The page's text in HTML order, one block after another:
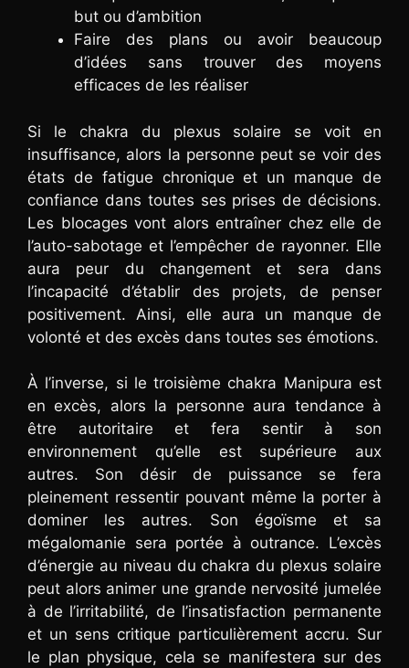
but ou d’ambition
Faire des plans ou avoir beaucoup
d’idées sans trouver des moyens
efficaces de les réaliser
Si le chakra du plexus solaire se voit en
insuffisance, alors la personne peut se voir des
états de fatigue chronique et un manque de
confiance dans toutes ses prises de décisions.
Les blocages vont alors entraîner chez elle de
l’auto-sabotage et l’empêcher de rayonner. Elle
aura peur du changement et sera dans
l’incapacité d’établir des projets, de penser
positivement. Ainsi, elle aura un manque de
volonté et des excès dans toutes ses émotions.
À l’inverse, si le troisième chakra Manipura est
en excès, alors la personne aura tendance à
être autoritaire et fera sentir à son
environnement qu’elle est supérieure aux
autres. Son désir de puissance se fera
pleinement ressentir pouvant même la porter à
dominer les autres. Son égoïsme et sa
mégalomanie sera portée à outrance. L’excès
d’énergie au niveau du chakra du plexus solaire
peut alors animer une grande nervosité jumelée
à de l’irritabilité, de l’insatisfaction permanente
et un sens critique particulièrement accru. Sur
le plan physique, cela se manifestera sur des